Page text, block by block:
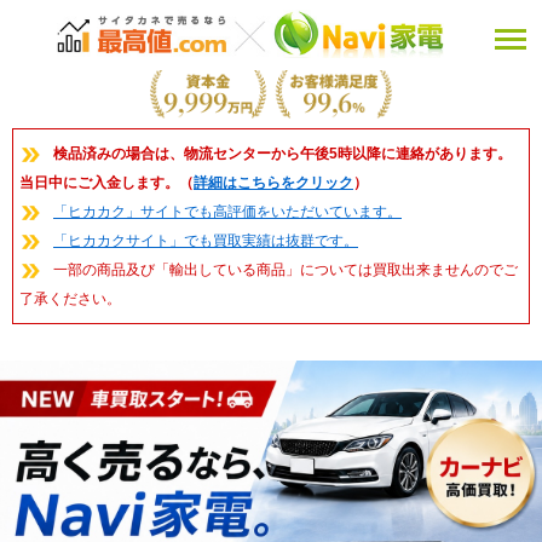
検品済みの場合は、物流センターから午後5時以降に連絡があります。
当日中にご入金します。（詳細はこちらをクリック ）
「ヒカカク」サイトでも高評価をいただいています。
「ヒカカクサイト」でも買取実績は抜群です。
一部の商品及び「輸出している商品」については買取出来ませんのでご
了承ください。